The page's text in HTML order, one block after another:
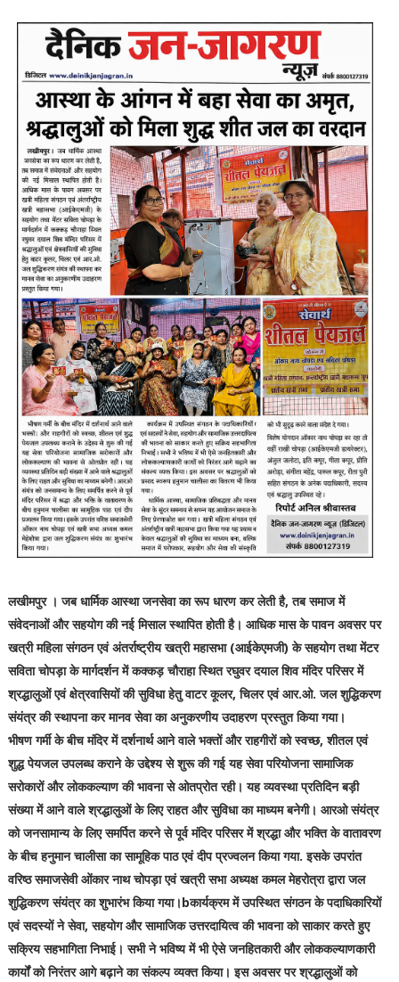
लखीमपुर । जब धार्मिक आस्था जनसेवा का रूप धारण कर लेती है, तब समाज में
संवेदनाओं और सहयोग की नई मिसाल स्थापित होती है। आधिक मास के पावन अवसर पर
खत्री महिला संगठन एवं अंतर्राष्ट्रीय खत्री महासभा (आईकेएमजी) के सहयोग तथा मेंटर
सविता चोपड़ा के मार्गदर्शन में कक्कड़ चौराहा स्थित रघुवर दयाल शिव मंदिर परिसर में
श्रद्धालुओं एवं क्षेत्रवासियों की सुविधा हेतु वाटर कूलर, चिलर एवं आर.ओ. जल शुद्धिकरण
संयंत्र की स्थापना कर मानव सेवा का अनुकरणीय उदाहरण प्रस्तुत किया गया।
भीषण गर्मी के बीच मंदिर में दर्शनार्थ आने वाले भक्तों और राहगीरों को स्वच्छ, शीतल एवं
शुद्ध पेयजल उपलब्ध कराने के उद्देश्य से शुरू की गई यह सेवा परियोजना सामाजिक
सरोकारों और लोककल्याण की भावना से ओतप्रोत रही। यह व्यवस्था प्रतिदिन बड़ी
संख्या में आने वाले श्रद्धालुओं के लिए राहत और सुविधा का माध्यम बनेगी। आरओ संयंत्र
को जनसामान्य के लिए समर्पित करने से पूर्व मंदिर परिसर में श्रद्धा और भक्ति के वातावरण
के बीच हनुमान चालीसा का सामूहिक पाठ एवं दीप प्रज्वलन किया गया. इसके उपरांत
वरिष्ठ समाजसेवी ओंकार नाथ चोपड़ा एवं खत्री सभा अध्यक्ष कमल मेहरोत्रा द्वारा जल
शुद्धिकरण संयंत्र का शुभारंभ किया गया।bकार्यक्रम में उपस्थित संगठन के पदाधिकारियों
एवं सदस्यों ने सेवा, सहयोग और सामाजिक उत्तरदायित्व की भावना को साकार करते हुए
सक्रिय सहभागिता निभाई। सभी ने भविष्य में भी ऐसे जनहितकारी और लोककल्याणकारी
कार्यों को निरंतर आगे बढ़ाने का संकल्प व्यक्त किया। इस अवसर पर श्रद्धालुओं को